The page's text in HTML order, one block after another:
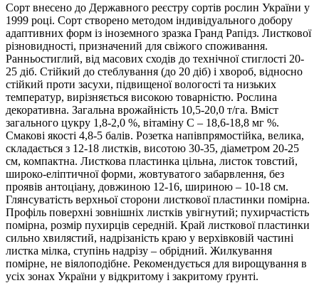
Сорт внесено до Державного реєстру сортів рослин України у
1999 році. Сорт створено методом індивідуального добору
адаптивних форм із іноземного зразка Гранд Рапідз. Листкової
різновидності, призначений для свіжого споживання.
Ранньостиглий, від масових сходів до технічної стиглості 20-
25 діб. Стійкий до стеблування (до 20 діб) і хвороб, відносно
стійкий проти засухи, підвищеної вологості та низьких
температур, вирізняється високою товарністю. Рослина
декоративна. Загальна врожайність 10,5-20,0 т/га. Вміст
загального цукру 1,8-2,0 %, вітаміну С – 18,6-18,8 мг %.
Смакові якості 4,8-5 балів. Розетка напівпрямостійка, велика,
складається з 12-18 листків, висотою 30-35, діаметром 20-25
см, компактна. Листкова пластинка цільна, листок товстий,
широко-еліптичної форми, жовтуватого забарвлення, без
проявів антоціану, довжиною 12-16, шириною – 10-18 см.
Глянсуватість верхньої сторони листкової пластинки помірна.
Профіль поверхні зовнішніх листків увігнутий; пухирчастість
помірна, розмір пухирців середній. Край листкової пластинки
сильно хвилястий, надрізаність краю у верхівковій частині
листка мілка, ступінь надрізу – обрідний. Жилкування
помірне, не віялоподібне. Рекомендується для вирощування в
усіх зонах України у відкритому і закритому ґрунті.